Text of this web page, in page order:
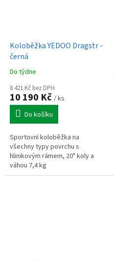
Koloběžka YEDOO Dragstr -
černá
Do týdne
8 421 Kč bez DPH
10 190 Kč / ks
Do košíku
Sportovní koloběžka na
všechny typy povrchu s
hlinikovým rámem, 20" koly a
váhou 7,4 kg